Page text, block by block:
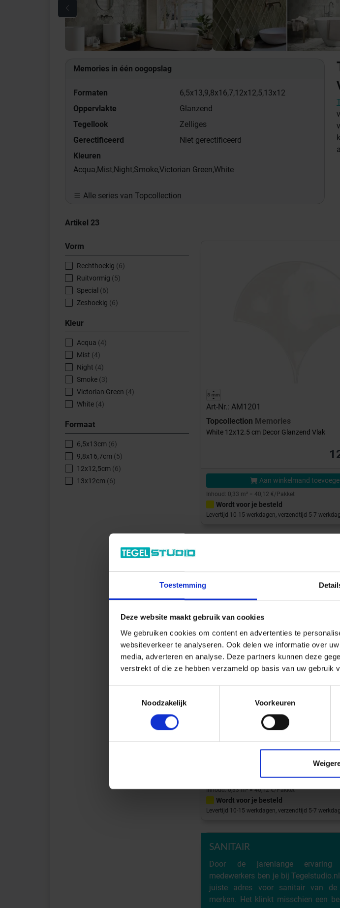
Toestemming
Deze website maakt gebruik van cookies
We gebruiken cookies om content en advertenties te
websiteverkeer te analyseren. Ook delen we informatie over
media, adverteren en analyse. Deze partners kunnen deze
verstrekt of die ze hebben verzameld op basis van uw gebruik
Noodzakelijk
Voorkeuren
Memories in één oogopslag
Formaten 6,5x13,9,8x16,7,12x12,5,13x12
Oppervlakte
Glanzend
Tegellook
Zelliges
Gerectificeerd
Niet gerectificeerd
Kleuren
Acqua,Mist,Night,Smoke,Victorian Green,White
Alle series van Topcollection
Artikel 23
Vorm
Rechthoekig (6)
Ruitvormig (5)
Special (6)
Zeshoekig (6)
Kleur
Acqua (4)
Mist (4)
Night (4)
Smoke (3)
Victorian Green (4)
White (4)
Formaat
6,5x13cm (6)
9,8x16,7cm (5)
12x12,5cm (6)
13x12cm (6)
Art-Nr.: AM1201
Topcollection Memories
White 12x12.5 cm Decor Glanzend Vlak
Aan winkelmand
Inhoud: 0,33 m² = 40,12 €/Pakket
Wordt voor je besteld
Levertijd 10-15 werkdagen, verzendtijd 5-7
Art-Nr.: AM1203
Memories
Smoke 12x12.5 cm Decor Glanzend Vlak
Aan winkelmand
Inhoud: 0,33 m² = 40,12 €/Pakket
Wordt voor je besteld
Levertijd 10-15 werkdagen, verzendtijd 5-7
SANITAIR
Door de jarenlange
medewerkers ben je bij
juiste adres voor sanitair van de
merken. Het klinkt misschien een